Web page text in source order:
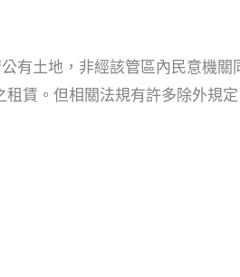
有土地，非經該管區內民意機關
賃。但相關法規有許多除外規